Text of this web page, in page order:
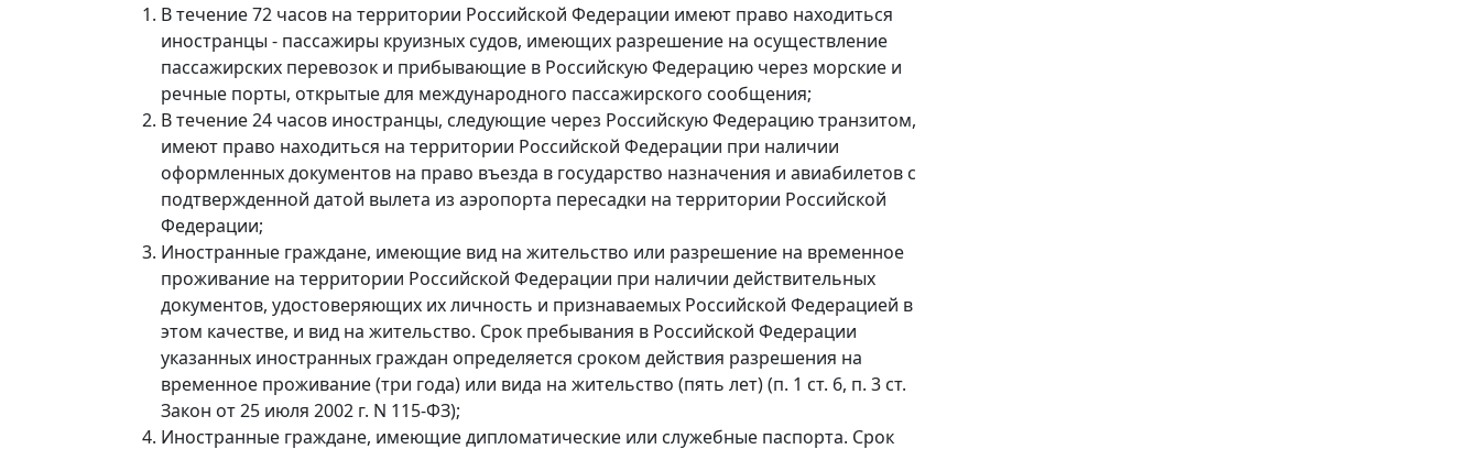
В течение 72 часов на территории Российской Федерации имеют право находиться
иностранцы - пассажиры круизных судов, имеющих разрешение на осуществление
пассажирских перевозок и прибывающие в Российскую Федерацию через морские и
речные порты, открытые для международного пассажирского сообщения;
В течение 24 часов иностранцы, следующие через Российскую Федерацию транзитом,
имеют право находиться на территории Российской Федерации при наличии
оформленных документов на право въезда в государство назначения и авиабилетов с
подтвержденной датой вылета из аэропорта пересадки на территории Российской
Федерации;
Иностранные граждане, имеющие вид на жительство или разрешение на временное
проживание на территории Российской Федерации при наличии действительных
документов, удостоверяющих их личность и признаваемых Российской Федерацией в
этом качестве, и вид на жительство. Срок пребывания в Российской Федерации
указанных иностранных граждан определяется сроком действия разрешения на
временное проживание (три года) или вида на жительство (пять лет) (п. 1 ст. 6, п. 3 ст.
Закон от 25 июля 2002 г. N 115-ФЗ);
Иностранные граждане, имеющие дипломатические или служебные паспорта. Срок